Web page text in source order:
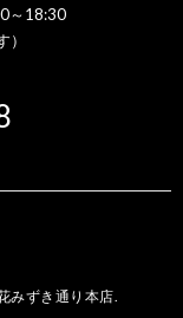
～18:30
みずき通り本店